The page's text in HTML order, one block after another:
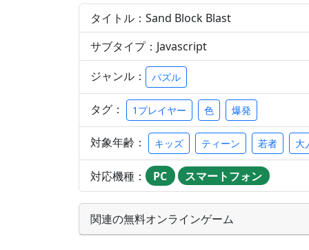
タイトル：Sand Block Blast
サブタイプ：Javascript
ジャンル：
パズル
タグ： 1プレイヤー 色 爆発
対象年齢： キッズ ティーン 若者 大
対応機種： PC スマートフォン
関連の無料オンラインゲーム